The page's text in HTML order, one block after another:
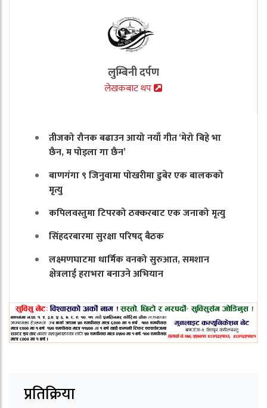
लुम्बिनी दर्पण
लेखकबाट थप
तीजको रौनक बढाउन आयो नयाँ गीत ‘मेरो बिहे भा
छैन, म पोइला गा छैन’
बाणगंगा ९ जिनुवामा पोखरीमा डुबेर एक बालकको
मृत्यु
कपिलवस्तुमा टिपरको ठक्करबाट एक जनाको मृत्यु
सिंहदरबारमा सुरक्षा परिषद् बैठक
लक्ष्मणघाटमा धार्मिक वनको सुरुआत, समशान
क्षेत्रलाई हराभरा बनाउने अभियान
प्रतिक्रिया